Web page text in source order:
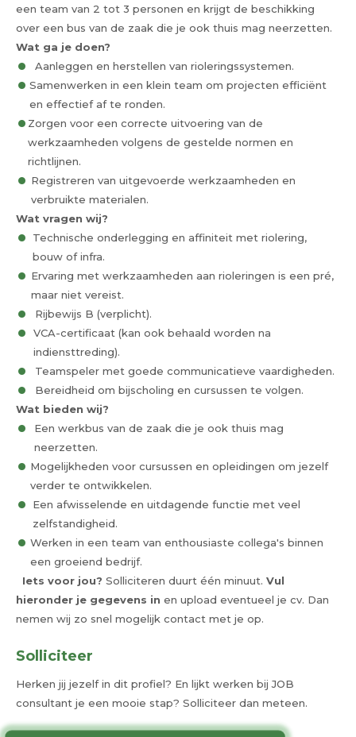
een team van 2 tot 3 personen en krijgt de beschikking
over een bus van de zaak die je ook thuis mag neerzetten.
Wat ga je doen?
Aanleggen en herstellen van rioleringssystemen.
Samenwerken in een klein team om projecten efficiënt
en effectief af te ronden.
Zorgen voor een correcte uitvoering van de
werkzaamheden volgens de gestelde normen en
richtlijnen.
Registreren van uitgevoerde werkzaamheden en
verbruikte materialen.
Wat vragen wij?
Technische onderlegging en affiniteit met riolering,
bouw of infra.
Ervaring met werkzaamheden aan rioleringen is een pré,
maar niet vereist.
Rijbewijs B (verplicht).
VCA-certificaat (kan ook behaald worden na
indiensttreding).
Teamspeler met goede communicatieve vaardigheden.
Bereidheid om bijscholing en cursussen te volgen.
Wat bieden wij?
Een werkbus van de zaak die je ook thuis mag
neerzetten.
Mogelijkheden voor cursussen en opleidingen om jezelf
verder te ontwikkelen.
Een afwisselende en uitdagende functie met veel
zelfstandigheid.
Werken in een team van enthousiaste collega's binnen
een groeiend bedrijf.
Iets voor jou? Solliciteren duurt één minuut. Vul
hieronder je gegevens in en upload eventueel je cv. Dan
nemen wij zo snel mogelijk contact met je op.
Solliciteer
Herken jij jezelf in dit profiel? En lijkt werken bij JOB
consultant je een mooie stap? Solliciteer dan meteen.